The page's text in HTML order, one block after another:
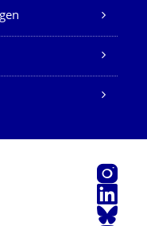
Instagram
LinkedIn
Bluesky